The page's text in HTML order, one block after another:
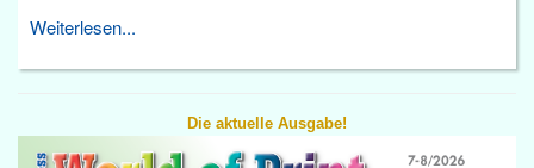
Weiterlesen...
Die aktuelle Ausgabe!